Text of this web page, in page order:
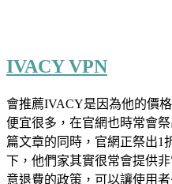
IVACY VPN
會推薦IVACY是因為他的價
便宜很多，在官網也時常會
篇文章的同時，官網正祭出1
下，他們家其實很常會提供
意退費的政策，可以讓使用